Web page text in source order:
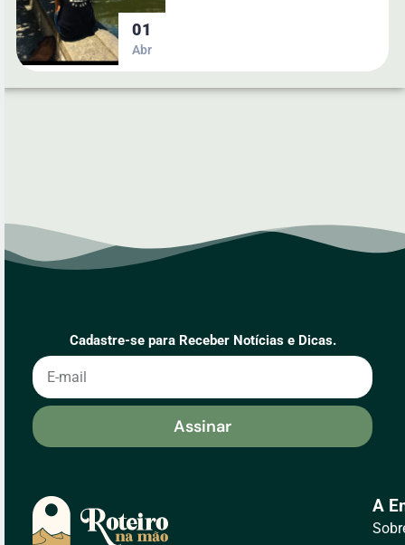
01
Abr
Cadastre-se para Receber Notícias e Dicas.
Assinar
A